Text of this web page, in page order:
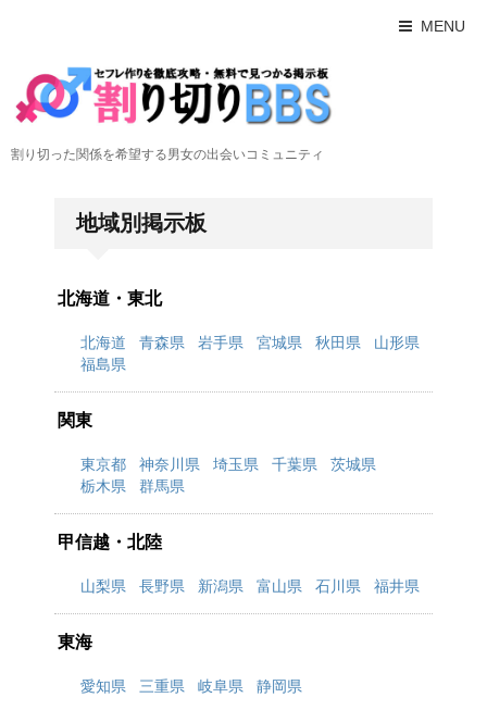
MENU
割り切った関係を希望する男女の出会いコミュニティ
地域別掲示板
北海道・東北
北海道 青森県 岩手県 宮城県 秋田県
山形県
福島県
関東
東京都 神奈川県 埼玉県 千葉県
茨城県
栃木県
群馬県
甲信越・北陸
山梨県 長野県 新潟県 富山県 石川県 福井県
東海
愛知県 三重県 岐阜県 静岡県